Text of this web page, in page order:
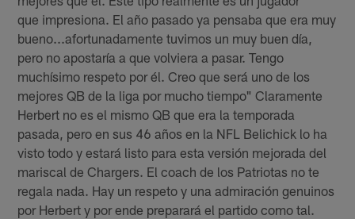
que impresiona. El año pasado ya pensaba que era muy
bueno...afortunadamente tuvimos un muy buen día,
pero no apostaría a que volviera a pasar. Tengo
muchísimo respeto por él. Creo que será uno de los
mejores QB de la liga por mucho tiempo" Claramente
Herbert no es el mismo QB que era la temporada
pasada, pero en sus 46 años en la NFL Belichick lo ha
visto todo y estará listo para esta versión mejorada del
mariscal de Chargers. El coach de los Patriotas no te
regala nada. Hay un respeto y una admiración genuinos
por Herbert y por ende preparará el partido como tal.